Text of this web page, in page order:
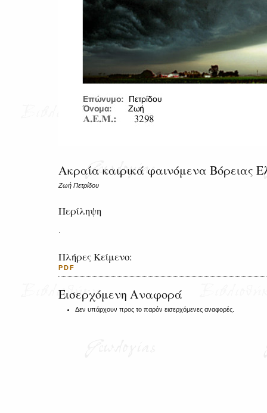
Ακραία καιρικά φαινόμενα Βόρειας
Ζωή Πετρίδου
Περίληψη
Πλήρες Κείμενο:
PDF
Εισερχόμενη Αναφορά
Δεν υπάρχουν προς το παρόν εισερχόμενες αναφορές.